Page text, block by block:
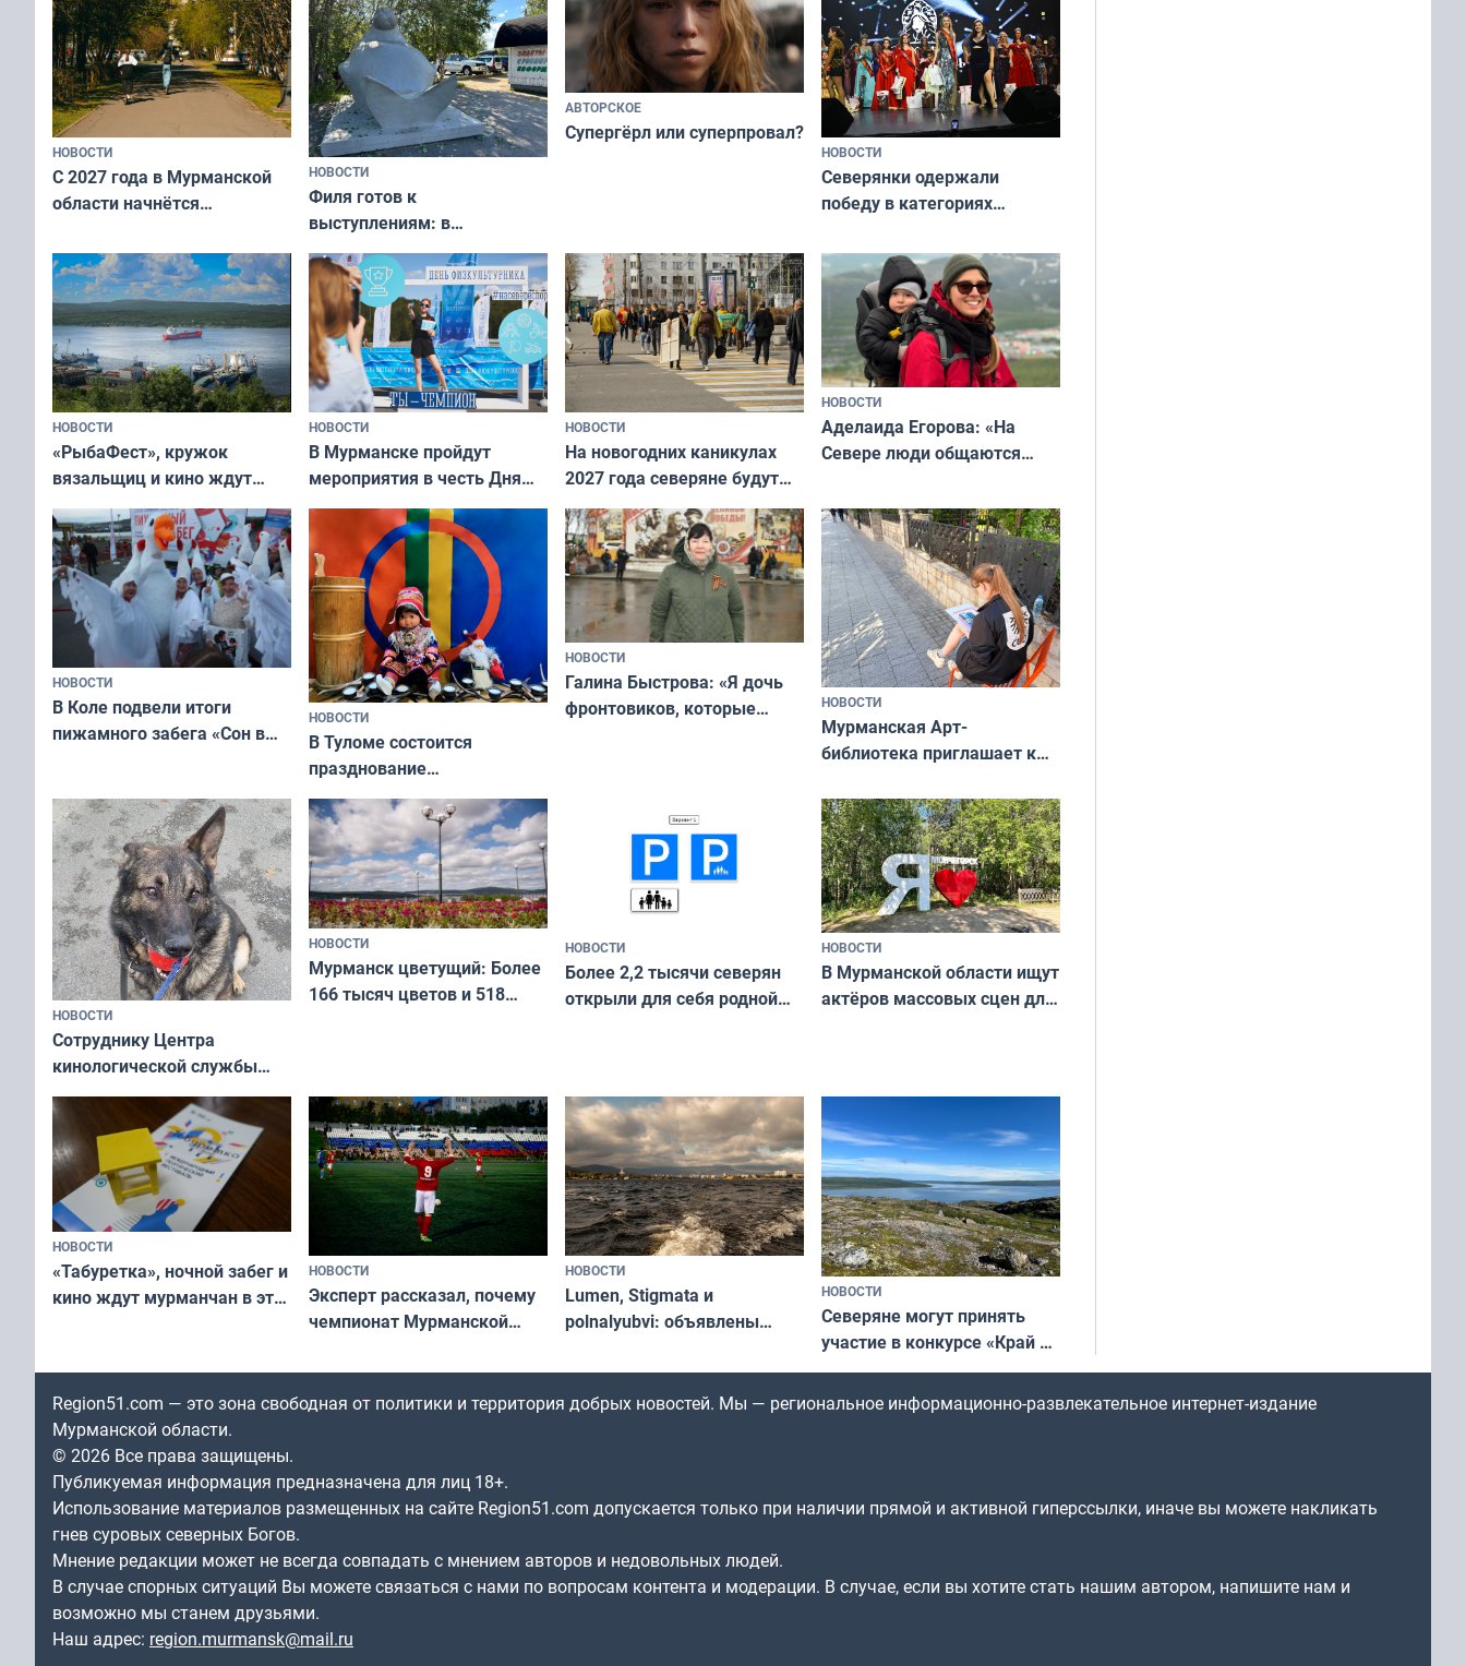
НОВОСТИ
С 2027 года в Мурманской
области начнётся
подростков от ВПЧ
НОВОСТИ
Филя готов к
выступлениям: в
мурманском океанариуме
рассказали о состоянии
тюленей
АВТОРСКОЕ
Супергёрл или суперпровал?
НОВОСТИ
Северянки одержали
победу в категориях
«Мисс и Миссис Великая
Русь»
НОВОСТИ
«РыбаФест», кружок
вязальщиц и кино ждут
мурманчан в эти выходные
НОВОСТИ
В Мурманске пройдут
мероприятия в честь Дня
физкультурника
НОВОСТИ
На новогодних каникулах
2027 года северяне будут
отдыхать 11 дней
НОВОСТИ
Аделаида Егорова: «На
Севере люди общаются
а потому что
ты им интересен»
НОВОСТИ
В Коле подвели итоги
пижамного забега «Сон в
НОВОСТИ
В Туломе состоится
празднование
Международного дня
коренных народов мира
НОВОСТИ
Галина Быстрова: «Я дочь
фронтовиков, которые
НОВОСТИ
Мурманская Арт-
библиотека приглашает к
и фотографов
НОВОСТИ
Сотруднику Центра
кинологической службы
ищут новый дом
НОВОСТИ
Мурманск цветущий: Более
166 тысяч цветов и 518
НОВОСТИ
Более 2,2 тысячи северян
открыли для себя родной
НОВОСТИ
В Мурманской области ищут
актёров массовых сцен для
НОВОСТИ
«Табуретка», ночной забег и
кино ждут мурманчан в эти
НОВОСТИ
Эксперт рассказал, почему
чемпионат Мурманской
незамеченным
НОВОСТИ
Lumen, Stigmata и
polnalyubvi: объявлены
«Имандра» в 2026 года
НОВОСТИ
Северяне могут принять
участие в конкурсе «Край у
северной границы: фотогид
по Печенгскому округу»
Region51.com — это зона свободная от политики и территория добрых новостей. Мы — региональное информационно-развлекательное интернет-издание
Мурманской области.
© 2026 Все права защищены.
Публикуемая информация предназначена для лиц 18+.
Использование материалов размещенных на сайте Region51.com допускается только при наличии прямой и активной гиперссылки, иначе вы можете накликать
гнев суровых северных Богов.
Мнение редакции может не всегда совпадать с мнением авторов и недовольных людей.
В случае спорных ситуаций Вы можете связаться с нами по вопросам контента и модерации. В случае, если вы хотите стать нашим автором, напишите нам и
возможно мы станем друзьями.
Наш адрес: region.murmansk@mail.ru